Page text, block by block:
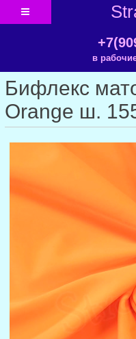
в
Бифлекс
Orange ш.